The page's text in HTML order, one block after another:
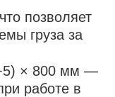
позволяет
груза за
× 800 мм —
работе в